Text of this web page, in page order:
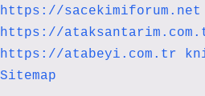
https://sacekimiforum.net
https://
https://atabeyi.com.tr
Sitemap